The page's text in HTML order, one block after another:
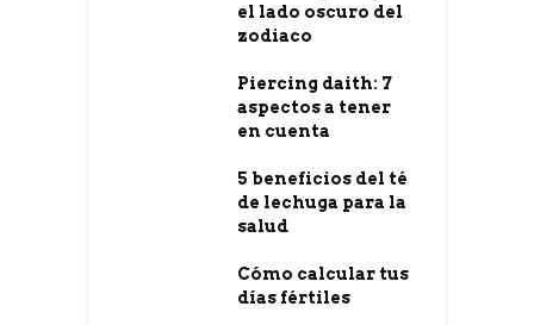
el lado oscuro del
zodiaco
Piercing daith: 7
aspectos a tener
en cuenta
5 beneficios del té
de lechuga para la
salud
Cómo calcular tus
días fértiles